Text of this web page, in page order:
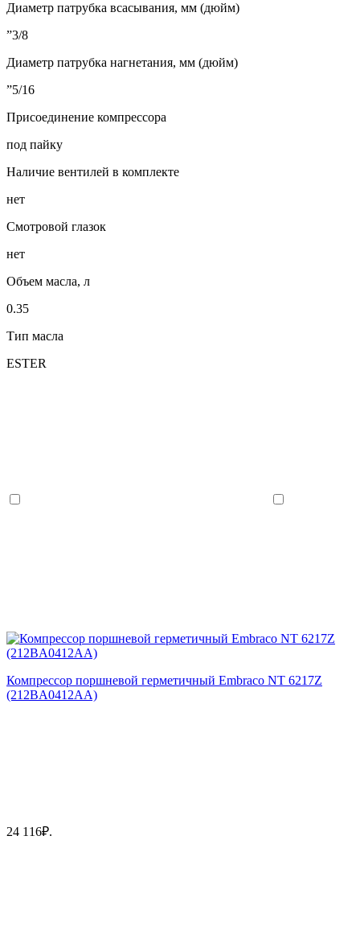
Диаметр патрубка всасывания, мм (дюйм)
”3/8
Диаметр патрубка нагнетания, мм (дюйм)
”5/16
Присоединение компрессора
под пайку
Наличие вентилей в комплекте
нет
Смотровой глазок
нет
Объем масла, л
0.35
Тип масла
ESTER
Компрессор поршневой герметичный Embraco NT 6217Z
(212BA0412AA)
24 116₽.